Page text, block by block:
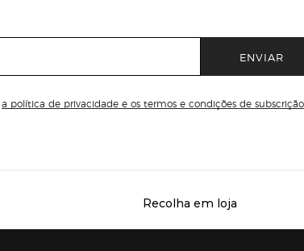
ENVIAR
a política de privacidade e os termos e condições de subscrição
Servicios destacados
Recolha em loja